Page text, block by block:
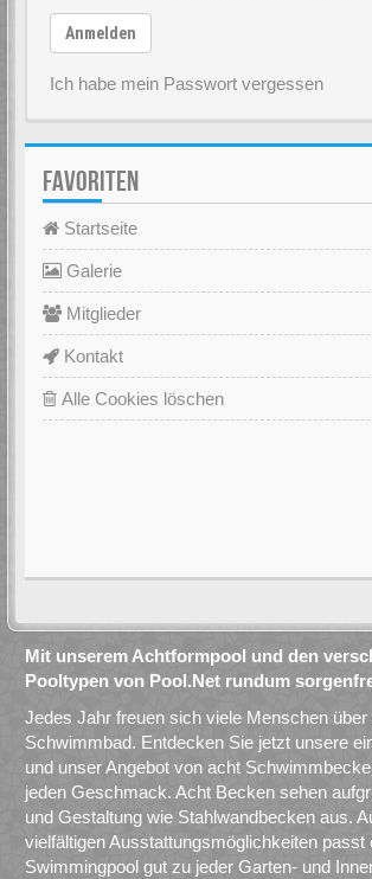
Anmelden
Ich habe mein Passwort vergessen
FAVORITEN
Startseite
Galerie
Mitglieder
Kontakt
Alle Cookies löschen
Mit unserem Achtformpool und den
Pooltypen von Pool.Net rundum
Jedes Jahr freuen sich viele Menschen über
Schwimmbad. Entdecken Sie jetzt unsere
und unser Angebot von acht
jeden Geschmack. Acht Becken sehen
und Gestaltung wie Stahlwandbecken aus.
vielfältigen Ausstattungsmöglichkeiten passt
Swimmingpool gut zu jeder Garten- und